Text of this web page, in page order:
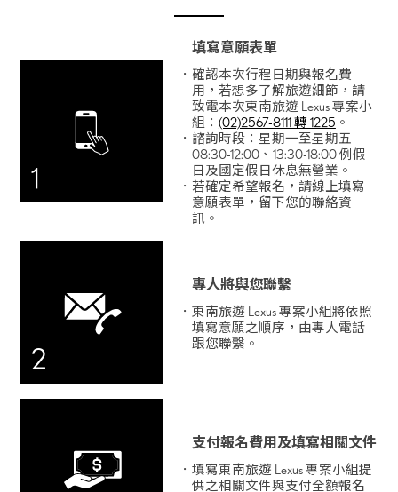
1
填寫意願表單
確認本次行程日期與報名費
用，若想多了解旅遊細節，請
致電本次東南旅遊 Lexus 專案小
組： (02)2567-8111 轉 1225 。
諮詢時段：星期一至星期五
08:30-12:00、13:30-18:00 例假
日及國定假日休息無營業。
若確定希望報名，請線上填寫
意願表單，留下您的聯絡資
訊。
2
專人將與您聯繫
東南旅遊 Lexus 專案小組將依照
填寫意願之順序，由專人電話
跟您聯繫。
支付報名費用及填寫相關文件
填寫東南旅遊 Lexus 專案小組提
供之相關文件與支付全額報名